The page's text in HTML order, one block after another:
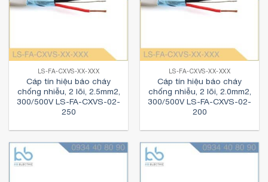
LS-FA-CXVS-XX-XXX
Cáp tín hiệu báo cháy
chống nhiễu, 2 lõi, 2.5mm2,
300/500V LS-FA-CXVS-02-
250
LS-FA-CXVS-XX-XXX
Cáp tín hiệu báo cháy
chống nhiễu, 2 lõi, 2.0mm2,
300/500V LS-FA-CXVS-02-
200